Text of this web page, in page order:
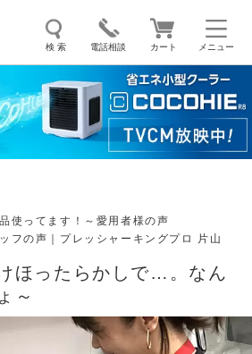
メニュー
検 索 電話相談 カート
ソイリッチ ここひえ 枕
グプロ 補聴器 マイキュット
使ってます！～愛用者様の声
フの声｜プレッシャーキングプロ 片山
ほったらかしで…。なん
～